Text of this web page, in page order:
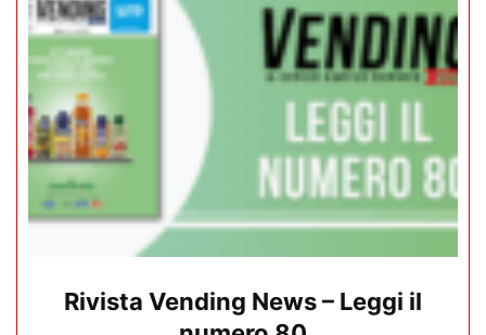
Rivista Vending News – Leggi il